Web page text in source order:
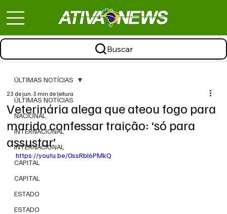
Buscar
ÚLTIMAS NOTÍCIAS
NACIONAL
INTERNACIONAL
INTERNACIONAL
CAPITAL
CAPITAL
ESTADO
ESTADO
ÚLTIMAS NOTÍCIAS
Veterinária alega que ateou fogo para
marido confessar traição: ‘só para
assustar’
23 de jun.3 min de leitura
https://youtu.be/0ssRbI6PMkQ